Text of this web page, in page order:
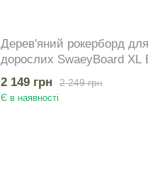
Дерев'яний рокерборд для
дорослих SwaeyBoard XL
класичний до 150 кг
2 249 грн
2 149 грн
Є в наявності